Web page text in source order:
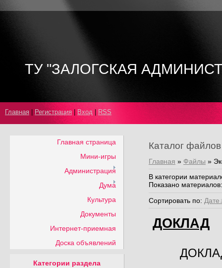
ТУ "ЗАЛОГСКАЯ
Главная Регистрация Вход RSS
Главная страница
Мини-игры
Администрация
Дума
Культура
Документы
Интернет-приемная
Доска объявлений
Категории раздела
Каталог файлов
Главная » Файлы »
В категории
Показано материалов
Сортировать по: Дате
ДОКЛАД